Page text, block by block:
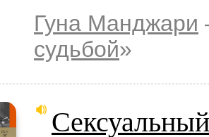
Гуна Манджари
судьбой»